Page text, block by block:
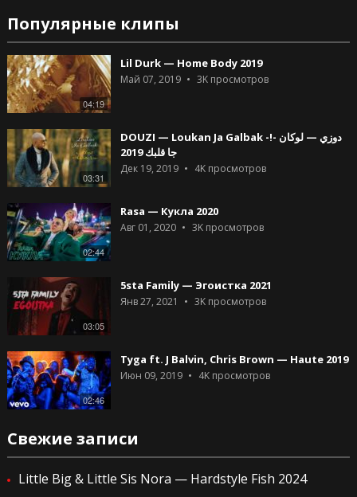
Популярные клипы
04:19
Lil Durk — Home Body 2019
Май 07, 2019 3Kпросмотров
03:31
DOUZI — Loukan Ja Galbak -!- دوزي — لوكان
جا قلبك 2019
Дек 19, 2019 4Kпросмотров
02:44
Rasa — Кукла 2020
Авг 01, 2020 3Kпросмотров
03:05
5sta Family — Эгоистка 2021
Янв 27, 2021 3Kпросмотров
02:46
Tyga ft. J Balvin, Chris Brown — Haute 2019
Июн 09, 2019 4Kпросмотров
Свежие записи
Little Big & Little Sis Nora — Hardstyle Fish 2024